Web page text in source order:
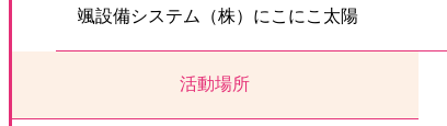
颯設備システム（株）にこにこ太陽
活動場所